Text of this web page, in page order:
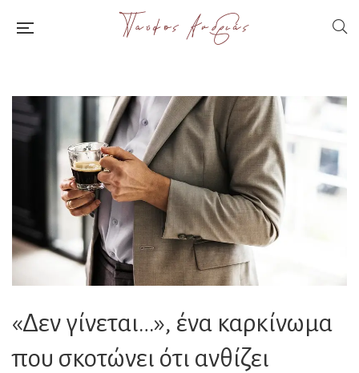
«Δεν γίνεται…», ένα καρκίνωμα
που σκοτώνει ότι ανθίζει